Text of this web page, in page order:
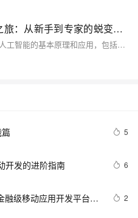
AI技术性文章移动应用开发之旅：从新手到专家的蜕变之路
【8月更文挑战第30天】本文将介绍人工智能的基本原理和应用，包括机器学习、深度学习和自然语言处理等。我们将通过代码示例来展示如何使用Python和TensorFlow库实现一个简单的神经网络模型。
5
开发的进阶指南 6
融级移动应用开发平台白
2